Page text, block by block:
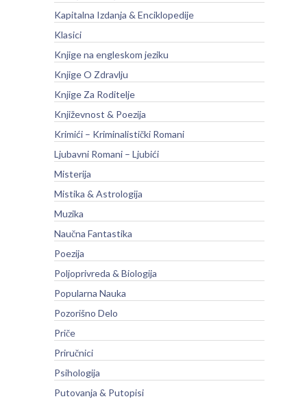
Kapitalna Izdanja & Enciklopedije
Klasici
Knjige na engleskom jeziku
Knjige O Zdravlju
Knjige Za Roditelje
Književnost & Poezija
Krimići – Kriminalistički Romani
Ljubavni Romani – Ljubići
Misterija
Mistika & Astrologija
Muzika
Naučna Fantastika
Poezija
Poljoprivreda & Biologija
Popularna Nauka
Pozorišno Delo
Priče
Priručnici
Psihologija
Putovanja & Putopisi